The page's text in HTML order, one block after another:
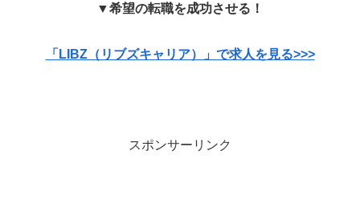
▼希望の転職を成功させる！
「LIBZ（リブズキャリア）」で求人を見る>>>
スポンサーリンク